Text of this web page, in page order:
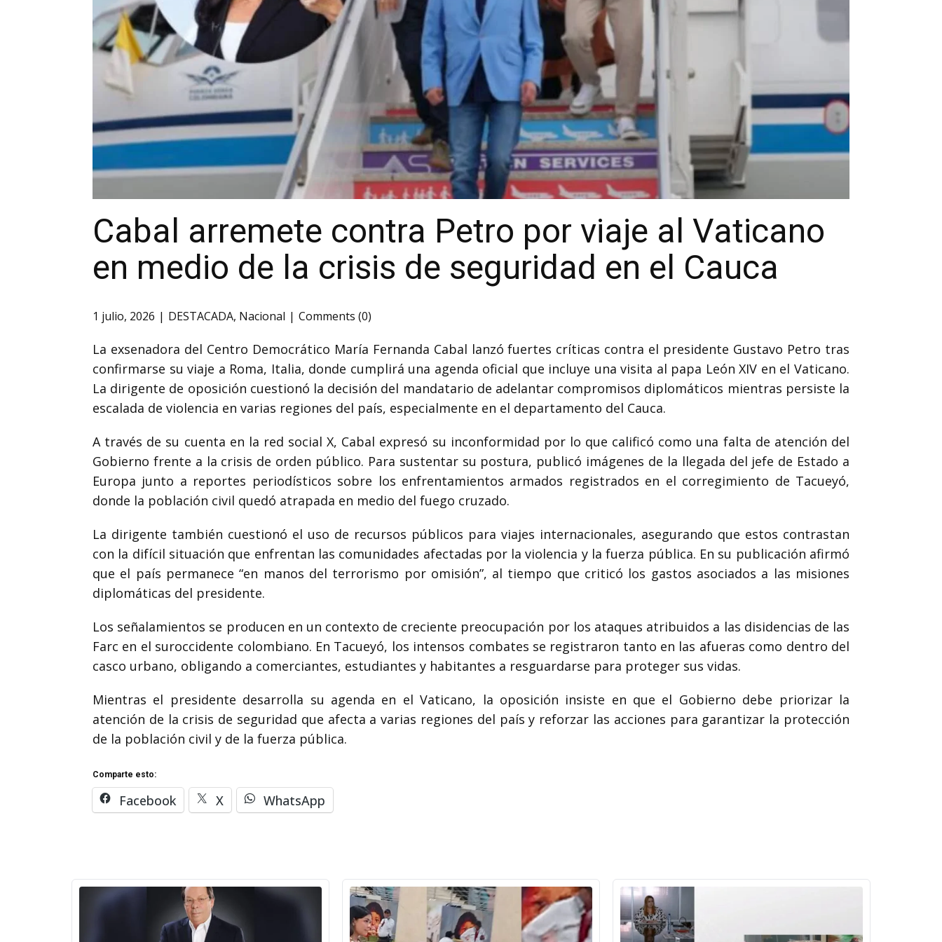
Cabal arremete contra Petro por viaje al Vaticano
en medio de la crisis de seguridad en el Cauca
1 julio, 2026 DESTACADA, Nacional Comments (0)
La exsenadora del Centro Democrático María Fernanda Cabal lanzó fuertes críticas contra el presidente Gustavo Petro tras
confirmarse su viaje a Roma, Italia, donde cumplirá una agenda oficial que incluye una visita al papa León XIV en el Vaticano.
La dirigente de oposición cuestionó la decisión del mandatario de adelantar compromisos diplomáticos mientras persiste la
escalada de violencia en varias regiones del país, especialmente en el departamento del Cauca.
A través de su cuenta en la red social X, Cabal expresó su inconformidad por lo que calificó como una falta de atención del
Gobierno frente a la crisis de orden público. Para sustentar su postura, publicó imágenes de la llegada del jefe de Estado a
Europa junto a reportes periodísticos sobre los enfrentamientos armados registrados en el corregimiento de Tacueyó,
donde la población civil quedó atrapada en medio del fuego cruzado.
La dirigente también cuestionó el uso de recursos públicos para viajes internacionales, asegurando que estos contrastan
con la difícil situación que enfrentan las comunidades afectadas por la violencia y la fuerza pública. En su publicación afirmó
que el país permanece “en manos del terrorismo por omisión”, al tiempo que criticó los gastos asociados a las misiones
diplomáticas del presidente.
Los señalamientos se producen en un contexto de creciente preocupación por los ataques atribuidos a las disidencias de las
Farc en el suroccidente colombiano. En Tacueyó, los intensos combates se registraron tanto en las afueras como dentro del
casco urbano, obligando a comerciantes, estudiantes y habitantes a resguardarse para proteger sus vidas.
Mientras el presidente desarrolla su agenda en el Vaticano, la oposición insiste en que el Gobierno debe priorizar la
atención de la crisis de seguridad que afecta a varias regiones del país y reforzar las acciones para garantizar la protección
de la población civil y de la fuerza pública.
Comparte esto:
Facebook X WhatsApp